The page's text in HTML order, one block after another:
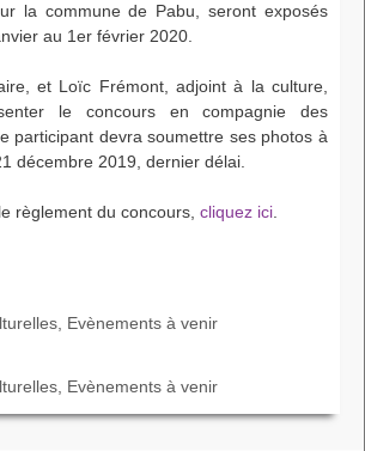
la commune de Pabu, seront exposés
au 1er février 2020.
et Loïc Frémont, adjoint à la culture,
le concours en compagnie des
participant devra soumettre ses photos à
décembre 2019, dernier délai.
règlement du concours,cliquez ici.
, Evènements à venir
, Evènements à venir